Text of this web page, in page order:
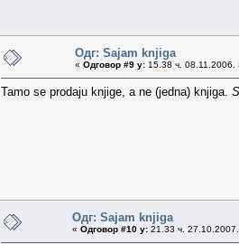
Одг: Sajam knjiga
« Одговор #9 у: 15.38 ч. 08.11.2006.
Tamo se prodaju knjige, a ne (jedna) knjiga.
Одг: Sajam knjiga
« Одговор #10 у: 21.33 ч.